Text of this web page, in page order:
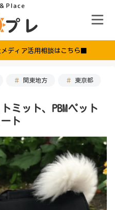
ディア活用相談はこちら■
関東地方 東京都
ミット、PBMペット
ト